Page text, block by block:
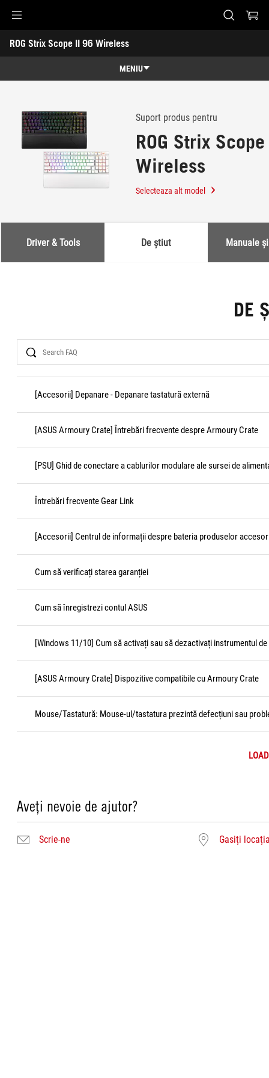
Accessibility links
Skip to content
Accessibility Help
Skip to Menu
ASUS Footer
ROG Strix Scope II 96 Wireless
-
MENIU
Caracteristici
Specificatii
Premii
Suport produs pentru
ROG Strix
Wireless
Selecteaza alt model
Driver & Tools De știut Manuale
DE
Search
[Accesorii] Depanare - Depanare tastatură externă
[ASUS Armoury Crate] Întrebări frecvente despre Armoury Crate
[PSU] Ghid de conectare a cablurilor modulare ale sursei de
Întrebări frecvente Gear Link
[Accesorii] Centrul de informații despre bateria produselor
Cum să verificați starea garanției
Cum să înregistrezi contul ASUS
[Windows 11/10] Cum să activați sau să dezactivați instrumentul
[ASUS Armoury Crate] Dispozitive compatibile cu Armoury Crate
Mouse/Tastatură: Mouse-ul/tastatura prezintă defecțiuni sau
Aveți nevoie de ajutor?
Scrie-ne Gasiți